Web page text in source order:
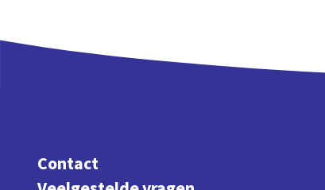
Contact